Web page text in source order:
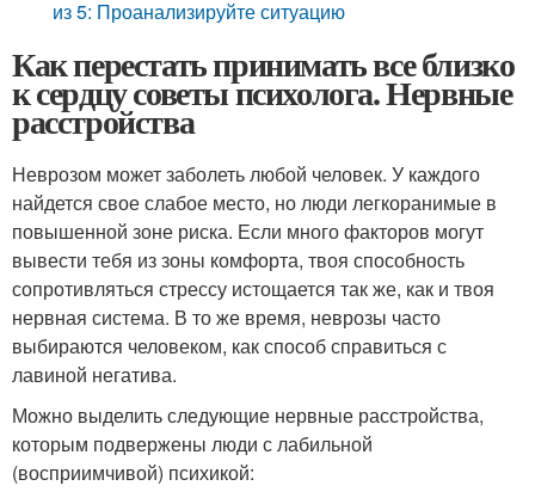
из 5: Проанализируйте ситуацию
Как перестать принимать все близко
к сердцу советы психолога. Нервные
расстройства
Неврозом может заболеть любой человек. У каждого
найдется свое слабое место, но люди легкоранимые в
повышенной зоне риска. Если много факторов могут
вывести тебя из зоны комфорта, твоя способность
сопротивляться стрессу истощается так же, как и твоя
нервная система. В то же время, неврозы часто
выбираются человеком, как способ справиться с
лавиной негатива.
Можно выделить следующие нервные расстройства,
которым подвержены люди с лабильной
(восприимчивой) психикой: